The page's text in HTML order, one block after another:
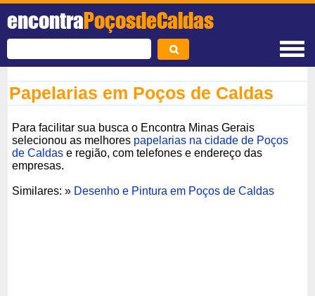
encontraPoçosdeCaldas
Papelarias em Poços de Caldas
Para facilitar sua busca o Encontra Minas Gerais
selecionou as melhores papelarias na cidade de Poços
de Caldas e região, com telefones e endereço das
empresas.
Similares: » Desenho e Pintura em Poços de Caldas